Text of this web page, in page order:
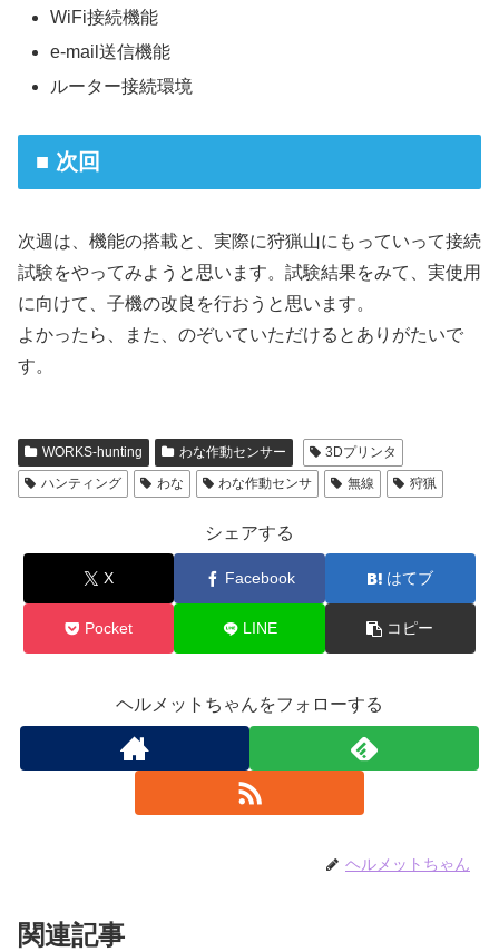
WiFi接続機能
e-mail送信機能
ルーター接続環境
■ 次回
次週は、機能の搭載と、実際に狩猟山にもっていって接続
試験をやってみようと思います。試験結果をみて、実使用
に向けて、子機の改良を行おうと思います。
よかったら、また、のぞいていただけるとありがたいで
す。
WORKS-hunting わな作動センサー
3Dプリンタ
ハンティング
わな わな作動センサ 無線 狩猟
シェアする
X Facebook はてブ
Pocket LINE コピー
ヘルメットちゃんをフォローする
ヘルメットちゃん
関連記事